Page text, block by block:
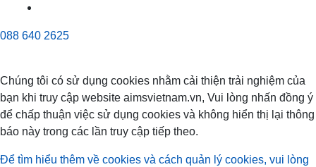
088 640 2625
Chúng tôi có sử dụng cookies nhằm cải thiện trải nghiệm của
bạn khi truy cập website aimsvietnam.vn, Vui lòng nhấn đồng ý
để chấp thuận việc sử dụng cookies và không hiển thị lại thông
báo này trong các lần truy cập tiếp theo.
Để tìm hiểu thêm về cookies và cách quản lý cookies, vui lòng